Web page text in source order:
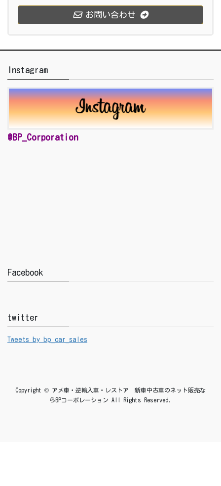
お問い合わせ
Instagram
@BP_Corporation
Facebook
twitter
Tweets by bp_car_sales
Copyright © アメ車・逆輸入車・レストア 新車中古車のネット販売な
らBPコーポレーション All Rights Reserved.